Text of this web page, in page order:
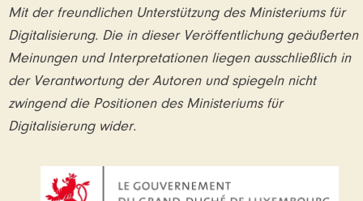
Mit der freundlichen Unterstützung des Ministeriums für
Digitalisierung. Die in dieser Veröffentlichung geäußerten
Meinungen und Interpretationen liegen ausschließlich in
der Verantwortung der Autoren und spiegeln nicht
zwingend die Positionen des Ministeriums für
Digitalisierung wider.